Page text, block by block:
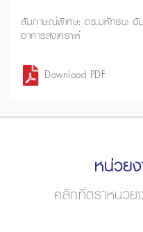
สัมภาษณ์พิเศษ: ดร.มหัทธนะ
อาคารสงเคราะห์
Download PDF
หน่วย
คลิกที่ตราหน่วย